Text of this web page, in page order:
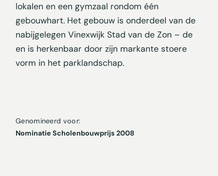
lokalen en een gymzaal rondom één
gebouwhart. Het gebouw is onderdeel van de
nabijgelegen Vinexwijk Stad van de Zon – de
en is herkenbaar door zijn markante stoere
vorm in het parklandschap.
Genomineerd voor:
Nominatie Scholenbouwprijs 2008